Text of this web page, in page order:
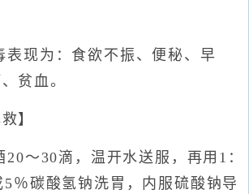
现为：食欲不振、便秘、早
贫血。
】
30滴，温开水送服，再用1：
％碳酸氢钠洗胃，内服硫酸钠导